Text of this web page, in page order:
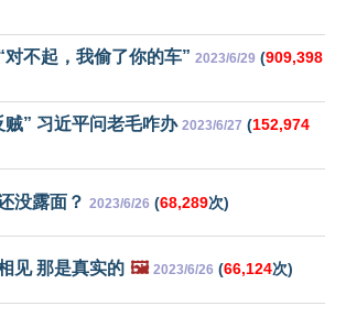
不起，我偷了你的车” 2023/6/29 (909,398
” 习近平问老毛咋办 2023/6/27 (152,974
没露面？ 2023/6/26 (68,289次)
见 那是真实的 🖼️ 2023/6/26 (66,124次)